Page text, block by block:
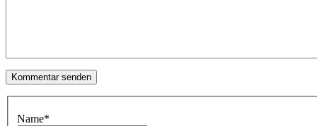
Name*